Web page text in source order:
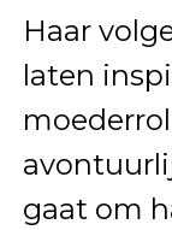
Haar
laten
gaat om